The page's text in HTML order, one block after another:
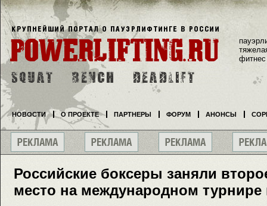
Российские боксеры заняли
место на международном турнире
фитнес
НОВОСТИ О ПРОЕКТЕ ПАРТНЕРЫ ФОРУМ АНОНСЫ